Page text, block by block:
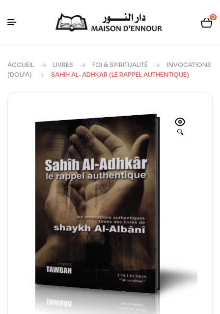
0
ACCUEIL LIVRES FOI & SPIRITUALITÉ
INVOCATIONS
(DOU'A)
SAHIH AL-ADHKAR (LE RAPPEL AUTHENTIQUE)
🔍